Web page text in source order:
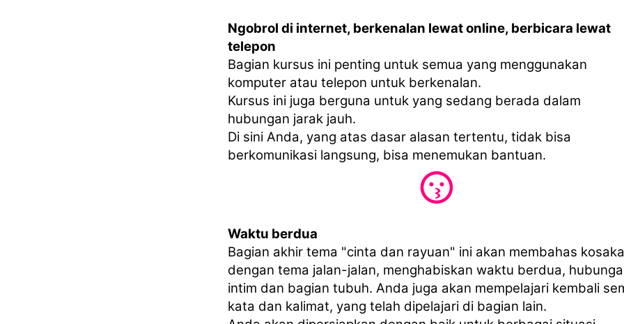
Ngobrol di internet, berkenalan lewat online, berbicara lewat
telepon
Bagian kursus ini penting untuk semua yang menggunakan
komputer atau telepon untuk berkenalan.
Kursus ini juga berguna untuk yang sedang berada dalam
hubungan jarak jauh.
Di sini Anda, yang atas dasar alasan tertentu, tidak bisa
berkomunikasi langsung, bisa menemukan bantuan.
Waktu berdua
Bagian akhir tema "cinta dan rayuan" ini akan membahas
dengan tema jalan-jalan, menghabiskan waktu berdua,
intim dan bagian tubuh. Anda juga akan mempelajari kembali
kata dan kalimat, yang telah dipelajari di bagian lain.